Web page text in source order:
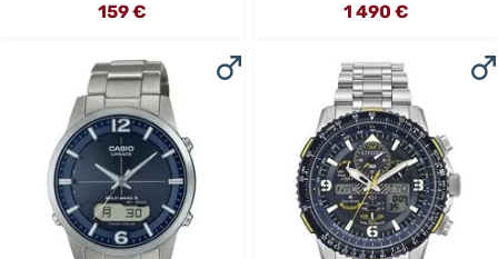
159 € 1 490 €